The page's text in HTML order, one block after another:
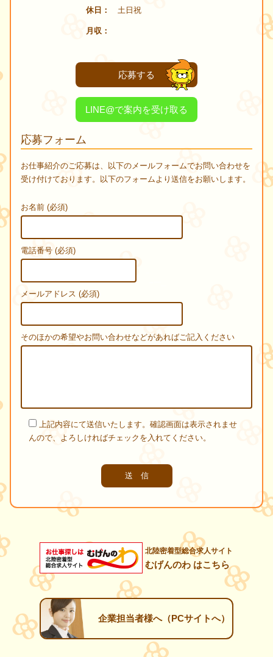
休日 土日祝
月収
応募する
LINE@で案内を受け取る
応募フォーム
お仕事紹介のご応募は、以下のメールフォームでお問い合わせを
受け付けております。以下のフォームより送信をお願いします。
お名前 (必須)
電話番号 (必須)
メールアドレス (必須)
そのほかの希望やお問い合わせなどがあればご記入ください
上記内容にて送信いたします。確認画面は表示されませ
んので、よろしければチェックを入れてください。
北陸密着型総合求人サイト
むげんのわ はこちら
企業担当者様へ（PCサイトへ）